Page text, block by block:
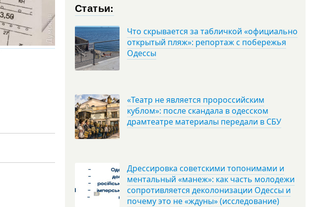
Статьи:
Что скрывается за табличкой «официально
открытый пляж»: репортаж с побережья
Одессы
«Театр не является пророссийским
кублом»: после скандала в одесском
драмтеатре материалы передали в СБУ
Дрессировка советскими топонимами и
ментальный «манеж»: как часть молодежи
сопротивляется деколонизации Одессы и
почему это не «ждуны» (исследование)